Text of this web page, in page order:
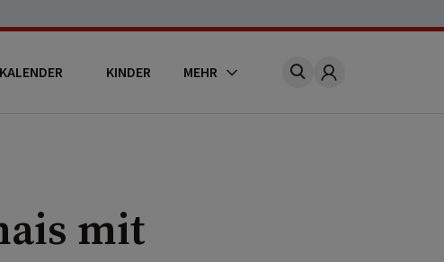
KINDER MEHR Account
mit